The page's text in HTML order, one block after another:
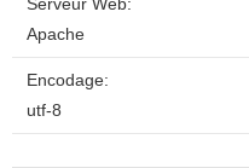
Serveur Web:
Apache
Encodage:
utf-8